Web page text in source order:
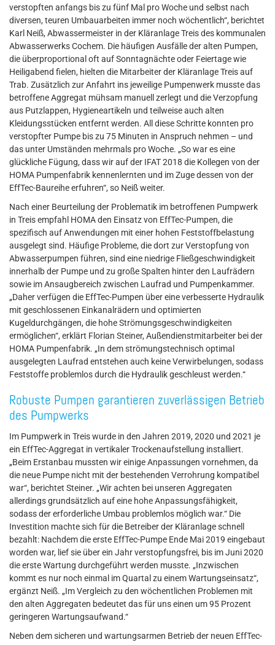
verstopften anfangs bis zu fünf Mal pro Woche und selbst nach
diversen, teuren Umbauarbeiten immer noch wöchentlich“, berichtet
Karl Neiß, Abwassermeister in der Kläranlage Treis des kommunalen
Abwasserwerks Cochem. Die häufigen Ausfälle der alten Pumpen,
die überproportional oft auf Sonntagnächte oder Feiertage wie
Heiligabend fielen, hielten die Mitarbeiter der Kläranlage Treis auf
Trab. Zusätzlich zur Anfahrt ins jeweilige Pumpenwerk musste das
betroffene Aggregat mühsam manuell zerlegt und die Verzopfung
aus Putzlappen, Hygieneartikeln und teilweise auch alten
Kleidungsstücken entfernt werden. All diese Schritte konnten pro
verstopfter Pumpe bis zu 75 Minuten in Anspruch nehmen – und
das unter Umständen mehrmals pro Woche. „So war es eine
glückliche Fügung, dass wir auf der IFAT 2018 die Kollegen von der
HOMA Pumpenfabrik kennenlernten und im Zuge dessen von der
EffTec-Baureihe erfuhren“, so Neiß weiter.
Nach einer Beurteilung der Problematik im betroffenen Pumpwerk
in Treis empfahl HOMA den Einsatz von EffTec-Pumpen, die
spezifisch auf Anwendungen mit einer hohen Feststoffbelastung
ausgelegt sind. Häufige Probleme, die dort zur Verstopfung von
Abwasserpumpen führen, sind eine niedrige Fließgeschwindigkeit
innerhalb der Pumpe und zu große Spalten hinter den Laufrädern
sowie im Ansaugbereich zwischen Laufrad und Pumpenkammer.
„Daher verfügen die EffTec-Pumpen über eine verbesserte Hydraulik
mit geschlossenen Einkanalrädern und optimierten
Kugeldurchgängen, die hohe Strömungsgeschwindigkeiten
ermöglichen“, erklärt Florian Steiner, Außendienstmitarbeiter bei der
HOMA Pumpenfabrik. „In dem strömungstechnisch optimal
ausgelegten Laufrad entstehen auch keine Verwirbelungen, sodass
Feststoffe problemlos durch die Hydraulik geschleust werden.“
Robuste Pumpen garantieren zuverlässigen Betrieb
des Pumpwerks
Im Pumpwerk in Treis wurde in den Jahren 2019, 2020 und 2021 je
ein EffTec-Aggregat in vertikaler Trockenaufstellung installiert.
„Beim Erstanbau mussten wir einige Anpassungen vornehmen, da
die neue Pumpe nicht mit der bestehenden Verrohrung kompatibel
war“, berichtet Steiner. „Wir achten bei unseren Aggregaten
allerdings grundsätzlich auf eine hohe Anpassungsfähigkeit,
sodass der erforderliche Umbau problemlos möglich war.“ Die
Investition machte sich für die Betreiber der Kläranlage schnell
bezahlt: Nachdem die erste EffTec-Pumpe Ende Mai 2019 eingebaut
worden war, lief sie über ein Jahr verstopfungsfrei, bis im Juni 2020
die erste Wartung durchgeführt werden musste. „Inzwischen
kommt es nur noch einmal im Quartal zu einem Wartungseinsatz“,
ergänzt Neiß. „Im Vergleich zu den wöchentlichen Problemen mit
den alten Aggregaten bedeutet das für uns einen um 95 Prozent
geringeren Wartungsaufwand.“
Neben dem sicheren und wartungsarmen Betrieb der neuen EffTec-